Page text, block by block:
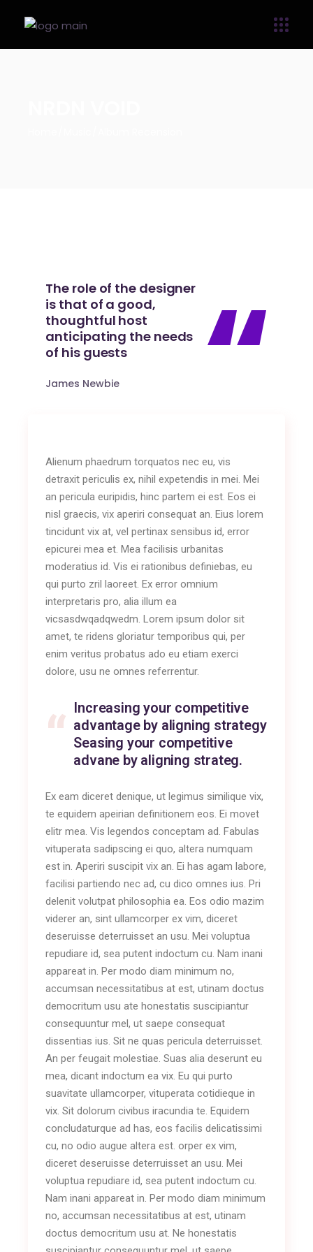
The role of the designer
is that of a good,
thoughtful host
anticipating the needs
of his guests
James Newbie
Alienum phaedrum torquatos nec eu, vis
detraxit periculis ex, nihil expetendis in mei. Mei
an pericula euripidis, hinc partem ei est. Eos ei
nisl graecis, vix aperiri consequat an. Eius lorem
tincidunt vix at, vel pertinax sensibus id, error
epicurei mea et. Mea facilisis urbanitas
moderatius id. Vis ei rationibus definiebas, eu
qui purto zril laoreet. Ex error omnium
interpretaris pro, alia illum ea
vicsasdwqadqwedm. Lorem ipsum dolor sit
amet, te ridens gloriatur temporibus qui, per
enim veritus probatus ado eu etiam exerci
dolore, usu ne omnes referrentur.
Increasing your competitive
advantage by aligning strategy
Seasing your competitive
advane by aligning strateg.
Ex eam diceret denique, ut legimus similique vix,
te equidem apeirian definitionem eos. Ei movet
elitr mea. Vis legendos conceptam ad. Fabulas
vituperata sadipscing ei quo, altera numquam
est in. Aperiri suscipit vix an. Ei has agam labore,
facilisi partiendo nec ad, cu dico omnes ius. Pri
delenit volutpat philosophia ea. Eos odio mazim
viderer an, sint ullamcorper ex vim, diceret
deseruisse deterruisset an usu. Mei voluptua
repudiare id, sea putent indoctum cu. Nam inani
appareat in. Per modo diam minimum no,
accumsan necessitatibus at est, utinam doctus
democritum usu ate honestatis suscipiantur
consequuntur mel, ut saepe consequat
dissentias ius. Sit ne quas pericula deterruisset.
An per feugait molestiae. Suas alia deserunt eu
mea, dicant indoctum ea vix. Eu qui purto
suavitate ullamcorper, vituperata cotidieque in
vix. Sit dolorum civibus iracundia te. Equidem
concludaturque ad has, eos facilis delicatissimi
cu, no odio augue altera est. orper ex vim,
diceret deseruisse deterruisset an usu. Mei
voluptua repudiare id, sea putent indoctum cu.
Nam inani appareat in. Per modo diam minimum
no, accumsan necessitatibus at est, utinam
doctus democritum usu at. Ne honestatis